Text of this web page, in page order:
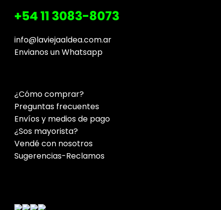
+54 11 3083-8073
info@laviejaaldea.com.ar
Envianos un Whatsapp
¿Cómo comprar?
Preguntas frecuentes
Envíos y medios de pago
¿Sos mayorista?
Vendé con nosotros
Sugerencias-Reclamos